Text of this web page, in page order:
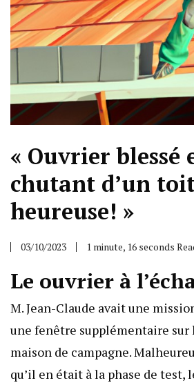
« Ouvrier blessé
chutant d’un
heureuse! »
03/10/2023 1 minute, 16 seconds
Le ouvrier à
M. Jean-Claude avait une
une fenêtre supplémentaire sur
maison de campagne.
qu’il en était à la phase de test,